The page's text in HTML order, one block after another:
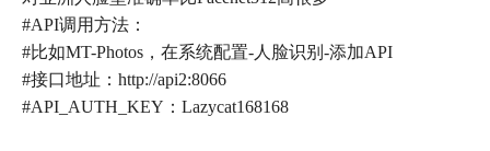
#API调用方法：
#比如MT-Photos，在系统配置-人脸识别-添加API
#接口地址：http://api2:8066
#API_AUTH_KEY：Lazycat168168